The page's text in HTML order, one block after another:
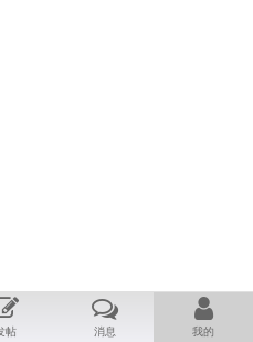
帖 消息 我的